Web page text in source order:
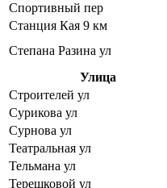
Спортивный пер
Станция Кая 9 км
Степана Разина ул
Улица
Строителей ул
Сурикова ул
Сурнова ул
Театральная ул
Тельмана ул
Терешковой ул